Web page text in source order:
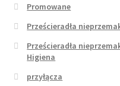
Promowane
Prześcieradła
Prześcieradła
Higiena
przyłącza